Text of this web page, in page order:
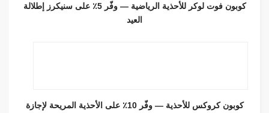
كوبون فوت لوكر للأحذية الرياضية — وفّر 5٪ على سنيكرز إطلالة
العيد
كوبون كروكس للأحذية — وفّر 10٪ على الأحذية المريحة لإجازة